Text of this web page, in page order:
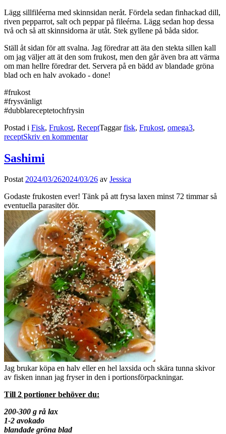
Lägg sillfiléerna med skinnsidan neråt. Fördela sedan finhackad dill,
riven pepparrot, salt och peppar på fileérna. Lägg sedan hop dessa
två och så att skinnsidorna är utåt. Stek gyllene på båda sidor.
Ställ åt sidan för att svalna. Jag föredrar att äta den stekta sillen kall
om jag väljer att ät den som frukost, men den går även bra att värma
om man hellre föredrar det. Servera på en bädd av blandade gröna
blad och en halv avokado - done!
#frukost
#frysvänligt
#dubblareceptetochfrysin
Postad i Fisk, Frukost, ReceptTaggarfisk, Frukost, omega3,
receptSkriv en kommentar
Sashimi
Postat2024/03/262024/03/26 av Jessica
Godaste frukosten ever! Tänk på att frysa laxen minst 72 timmar så
eventuella parasiter dör.
Jag brukar köpa en halv eller en hel laxsida och skära tunna skivor
av fisken innan jag fryser in den i portionsförpackningar.
Till 2 portioner behöver du:
200-300 g rå lax
1-2 avokado
blandade gröna blad